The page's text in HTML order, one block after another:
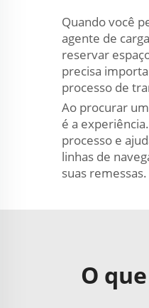
Quando você
agente de
reservar
precisa
processo de
Ao procurar
é a
processo e
linhas de
suas remessas.
O